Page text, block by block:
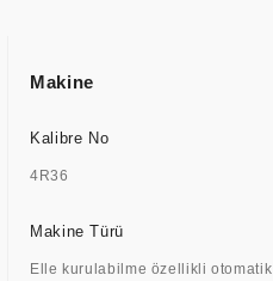
Makine
Kalibre No
4R36
Makine Türü
Elle kurulabilme özellikli otomatik